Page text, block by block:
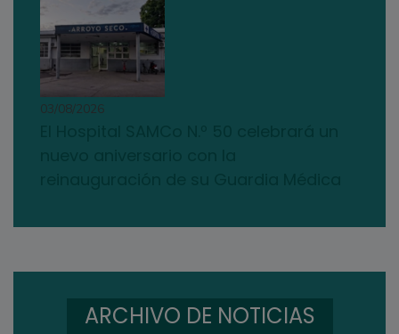
03/08/2026
ARCHIVO DE NOTICIAS